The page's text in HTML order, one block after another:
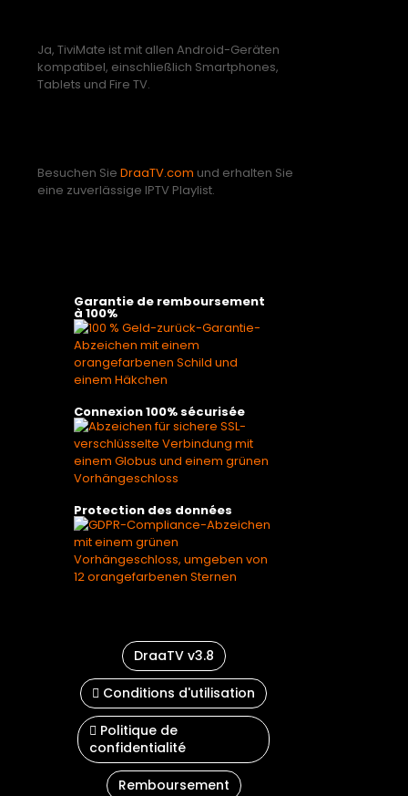
Ja, TiviMate ist mit allen Android-Geräten
kompatibel, einschließlich Smartphones,
Tablets und Fire TV.
Besuchen Sie DraaTV.com und erhalten Sie
eine zuverlässige IPTV Playlist.
Garantie de remboursement
à 100%
Connexion 100% sécurisée
Protection des données
DraaTV v3.8
Conditions d'utilisation
Politique de
confidentialité
Remboursement